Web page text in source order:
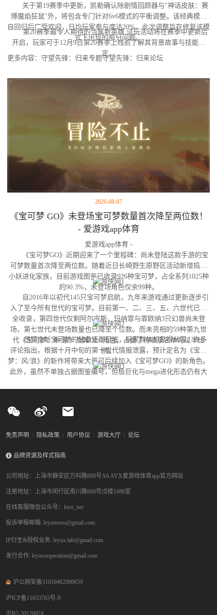
关于第19赛季中更新，凯勒确认除剧情回顾器与"神话皮肤：赛
博魔焰狂鼠"外，将包含专门针对6v6模式的平衡调整。该经典模式
自回归后广受欢迎，日均玩家参与度达20%。此次调整旨在修复该模
式下出现的部分问题。
第20赛季最令人期待的当属新英雄,试玩活动将在赛季中更新后
开启，玩家可于12月9日第20赛季上线前了解其背景故事与技能设
定。
更多内容：守望先锋：归来专题守望先锋：归来论坛
2026-08-07
《宝可梦 GO》未登场宝可梦数量首次降至两位数！
- 爱游戏app体育
爱游戏app体育 -
《宝可梦GO》近期迎来了一个里程碑：尚未登陆这款手游的宝
可梦数量首次降至两位数。随着近日长崎野生原野区活动新增捣蛋
小妖进化家族，目前游戏图鉴已收录926种宝可梦，占全系列1025种
的90.3%，未登场角色仅余99种。
自2016年以初代145只宝可梦启航，九年来游戏通过更新逐步引
入了至今所有世代的宝可梦。目前第一、二、三、五、六世代已完
全收录，第四世代仅剩阿尔宙斯、玛纳霏与霏欧纳3只幻兽尚未登
场，第七世代未登场数量也已降至个位数。而未亮相的59种第九世
代《宝可梦：朱/紫》及其DLC角色，占据了待收录名单的过半比
例。
尽管全新宝可梦的储备逐渐见底，玩家群体却显得从容。许多
评论指出，根据十月中旬的第十世代情报泄露，预计定名为《宝可
梦：风/浪》的新作将带来大量可后续加入《宝可梦GO》的新角色。
此外，虽然不单独占据图鉴编号，但极巨化与mega进化形态仍有大
免责声明 隐私政策 用户协议 游戏大厅 论坛
品牌资源及样式指南
公司地址：上海市静安区万科路888号A6 AYX爱游戏体育app官方网站
注册地址：上海市闵行区南川路666号戊楼1688室
在线客服微信公众号：leyu_net
投诉举报邮箱: leyutousu@gmail.com
IP衍生&授权业务: leyux.lab@gmail.com
发行合作: leyucooperation@gmail.com
沪公网安备31010402000659
沪ICP备11033765号-9
沪B2-20120024